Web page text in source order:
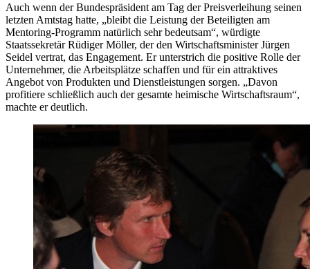
Auch wenn der Bundespräsident am Tag der Preisverleihung seinen
letzten Amtstag hatte, „bleibt die Leistung der Beteiligten am
Mentoring-Programm natürlich sehr bedeutsam“, würdigte
Staatssekretär Rüdiger Möller, der den Wirtschaftsminister Jürgen
Seidel vertrat, das Engagement. Er unterstrich die positive Rolle der
Unternehmer, die Arbeitsplätze schaffen und für ein attraktives
Angebot von Produkten und Dienstleistungen sorgen. „Davon
profitiere schließlich auch der gesamte heimische Wirtschaftsraum“,
machte er deutlich.